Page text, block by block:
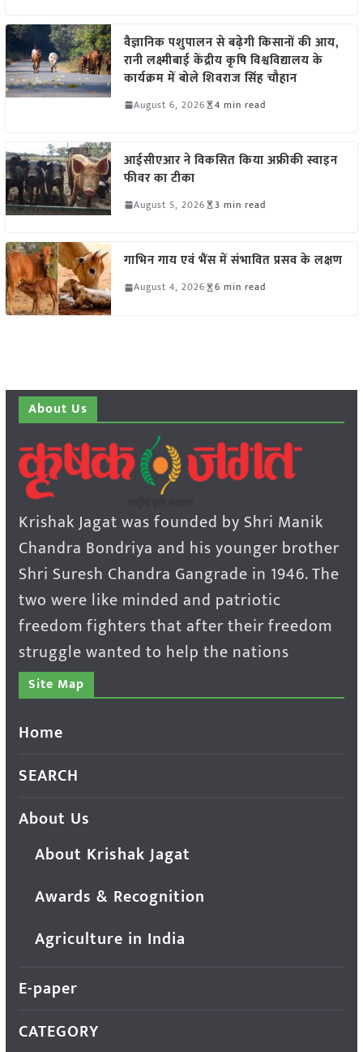
वैज्ञानिक पशुपालन से बढ़ेगी किसानों की आय,
रानी लक्ष्मीबाई केंद्रीय कृषि विश्वविद्यालय के
कार्यक्रम में बोले शिवराज सिंह चौहान
August 6, 2026 4 min read
आईसीएआर ने विकसित किया अफ्रीकी स्वाइन
फीवर का टीका
August 5, 2026 3 min read
गाभिन गाय एवं भैंस में संभावित प्रसव के लक्षण
August 4, 2026 6 min read
About Us
Krishak Jagat was founded by Shri Manik
Chandra Bondriya and his younger brother
Shri Suresh Chandra Gangrade in 1946. The
two were like minded and patriotic
freedom fighters that after their freedom
struggle wanted to help the nations
Site Map
Home
SEARCH
About Us
About Krishak Jagat
Awards & Recognition
Agriculture in India
E-paper
CATEGORY